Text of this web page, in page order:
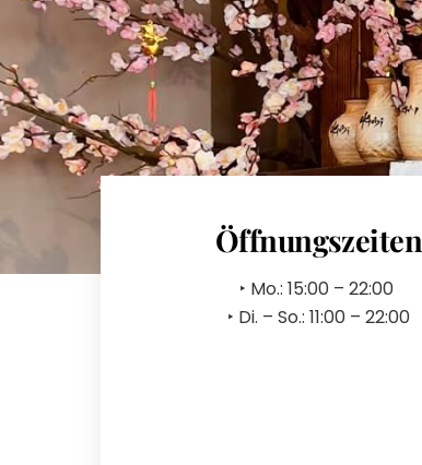
Öffnungszeiten
‣ Mo.: 15:00 – 22:00
‣ Di. – So.: 11:00 – 22:00